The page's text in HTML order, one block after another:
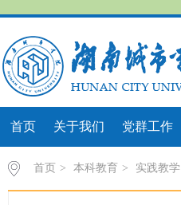
首页 关于我们 党群工作
首页 > 本科教育 > 实践教学